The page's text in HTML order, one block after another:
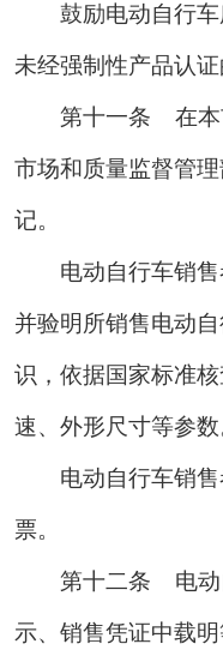
鼓励电动自行
未经强制性产品认证
第十一条 在本
市场和质量监督管
记。
电动自行车销
并验明所销售电动
识，依据国家标准
速、外形尺寸等参数
电动自行车销
票。
第十二条 电动
示、销售凭证中载